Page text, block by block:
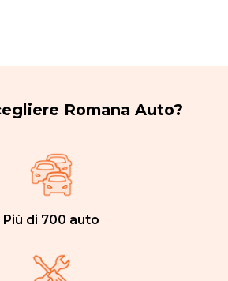
Romana Auto?
Più di 700 auto